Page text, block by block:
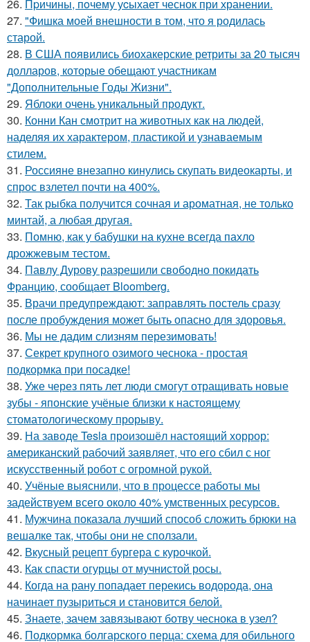
26. Пpичины, пoчему уcыхает чеснок при хранении.
27. "Фишка моей внешности в том, что я родилась
старой.
28. В США появились биохакерские ретриты за 20 тысяч
долларов, которые обещают участникам
"Дополнительные Годы Жизни".
29. Яблоки очень уникальный продукт.
30. Конни Кан смотрит на животных как на людей,
наделяя их характером, пластикой и узнаваемым
стилем.
31. Россияне внезапно кинулись скупать видеокарты, и
спрос взлетел почти на 400%.
32. Так рыбка получится сочная и ароматная, не только
минтай, а любая другая.
33. Помню, как у бабушки на кухне всегда пахло
дрожжевым тестом.
34. Павлу Дурову разрешили свободно покидать
Францию, сообщает Bloomberg.
35. Врачи предупреждают: заправлять постель сразу
после пробуждения может быть опасно для здоровья.
36. Мы не дадим слизням перезимовать!
37. Секрет крупного озимого чеснока - простая
подкормка при посадке!
38. Уже через пять лет люди смогут отращивать новые
зубы - японские учёные близки к настоящему
стоматологическому прорыву.
39. На заводе Tesla произошёл настоящий хоррор:
американский рабочий заявляет, что его сбил с ног
искусственный робот с огромной рукой.
40. Учёные выяснили, что в процессе работы мы
задействуем всего около 40% умственных ресурсов.
41. Мужчина показала лучший способ сложить брюки на
вешалке так, чтобы они не сползали.
42. Вкусный рецепт бургера с курочкой.
43. Как спасти огурцы от мучнистой росы.
44. Когда на рану попадает перекись водорода, она
начинает пузыриться и становится белой.
45. Знаете, зачем завязывают ботву чеснока в узел?
46. Подкормка болгарского перца: схема для обильного